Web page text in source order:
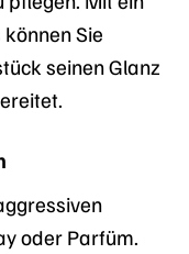
Sie
seinen Glanz
oder Parfüm.